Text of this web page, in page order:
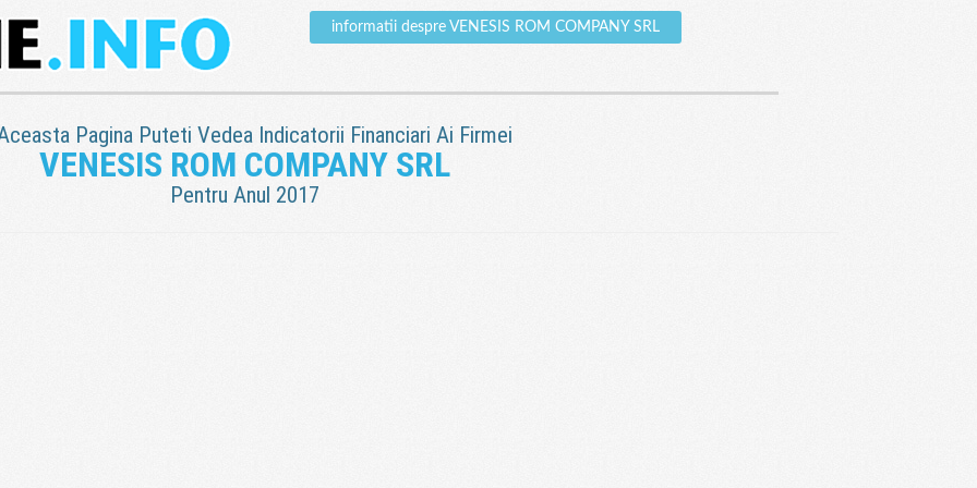
informatii despre VENESIS ROM COMPANY SRL
Pagina Puteti Vedea Indicatorii Financiari Ai Firmei
VENESIS ROM COMPANY SRL
Pentru Anul 2017